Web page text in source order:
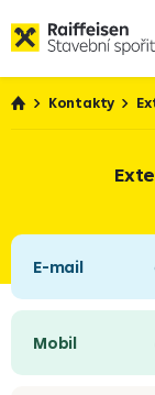
Kontakty
E-mail
Mobil